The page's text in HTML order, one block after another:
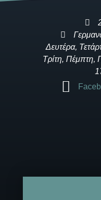
Δευτέρα,
Τρίτη, Πέμπτη,